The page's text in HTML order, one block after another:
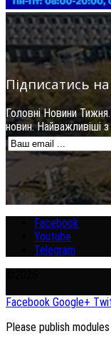
Підписатись
Головні Новини
новин. Найважливіші
Facebook
Youtube
Telegram
Facebook Google+
Please publish